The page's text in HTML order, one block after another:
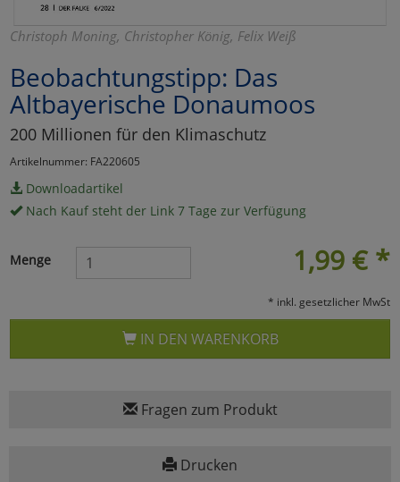
Christoph Moning, Christopher König, Felix Weiß
Beobachtungstipp: Das
Altbayerische Donaumoos
200 Millionen für den Klimaschutz
Artikelnummer: FA220605
Downloadartikel
Nach Kauf steht der Link 7 Tage zur Verfügung
1,99 € *
Menge
* inkl. gesetzlicher MwSt
IN DEN WARENKORB
Fragen zum Produkt
Drucken
Marketing
Umfragetools
Cookies
Einstellungen speichern